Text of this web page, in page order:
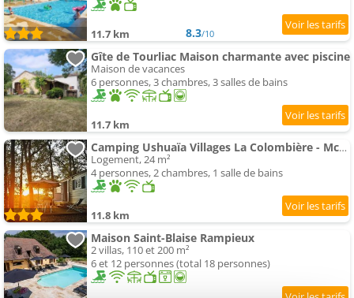
11.7 km 8.3/10
Gîte de Tourliac Maison charmante avec piscine
Maison de vacances
6 personnes, 3 chambres, 3 salles de bains
11.7 km
Camping Ushuaïa Villages La Colombière - Mcamp
Logement, 24 m²
4 personnes, 2 chambres, 1 salle de bains
11.8 km
Maison Saint-Blaise Rampieux
2 villas, 110 et 200 m²
6 et 12 personnes (total 18 personnes)